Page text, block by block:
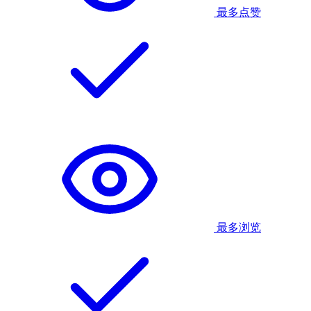
最多点赞
最多浏览